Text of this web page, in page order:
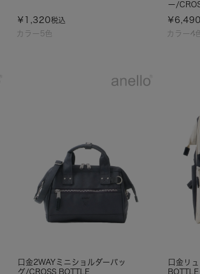
カラー5色
¥ 1,320税込
カラー4
ー/
¥ 6,490
口金2WAYミニショルダーバッ
グ/CROSS BOTTLE
口金リ
BOTTLE